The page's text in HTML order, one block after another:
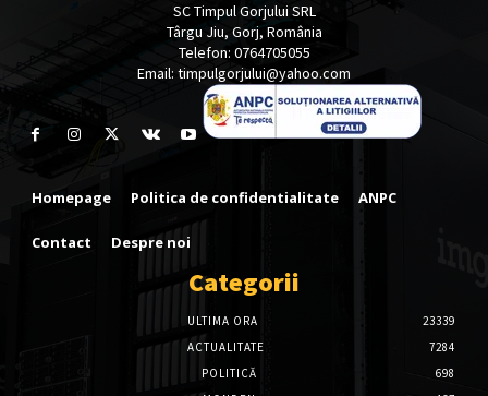
SC Timpul Gorjului SRL
Târgu Jiu, Gorj, România
Telefon: 0764705055
Email: timpulgorjului@yahoo.com
Homepage Politica de confidentialitate ANPC
Contact Despre noi
Categorii
ULTIMA ORA
23339
ACTUALITATE
7284
POLITICĂ
698